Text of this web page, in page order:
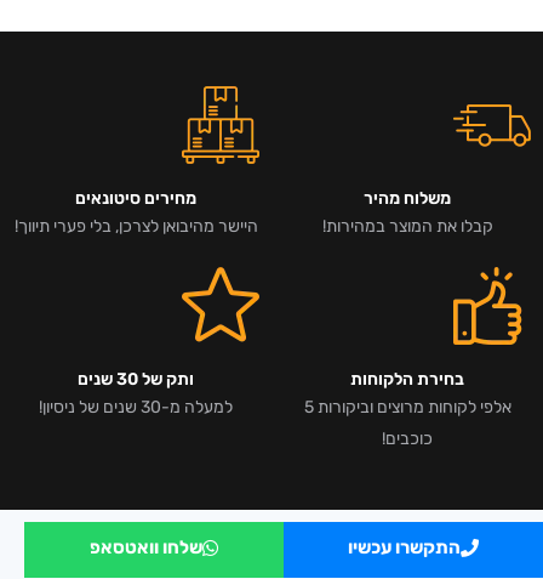
משלוח מהיר
קבלו את המוצר במהירות!
מחירים סיטונאים
היישר מהיבואן לצרכן, בלי פערי תיווך!
בחירת הלקוחות
אלפי לקוחות מרוצים וביקורות 5
כוכבים!
ותק של 30 שנים
למעלה מ-30 שנים של ניסיון!
התקשרו עכשיו שלחו וואטסאפ